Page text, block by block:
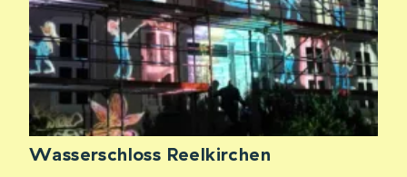
Wasserschloss Reelkirchen